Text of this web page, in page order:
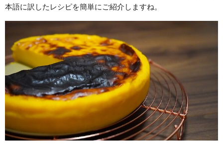
本語に訳したレシピを簡単にご紹介しますね。